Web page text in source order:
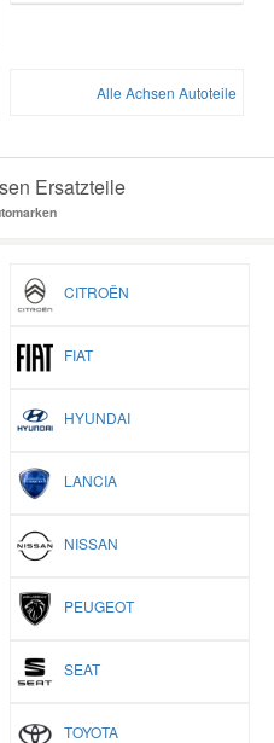
Alle Achsen Autoteile
Ersatzteile
CITROËN
FIAT
HYUNDAI
LANCIA
NISSAN
PEUGEOT
SEAT
TOYOTA